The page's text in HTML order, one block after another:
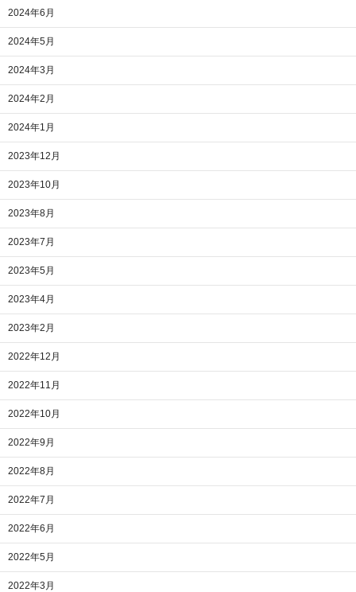
2024年6月
2024年5月
2024年3月
2024年2月
2024年1月
2023年12月
2023年10月
2023年8月
2023年7月
2023年5月
2023年4月
2023年2月
2022年12月
2022年11月
2022年10月
2022年9月
2022年8月
2022年7月
2022年6月
2022年5月
2022年3月